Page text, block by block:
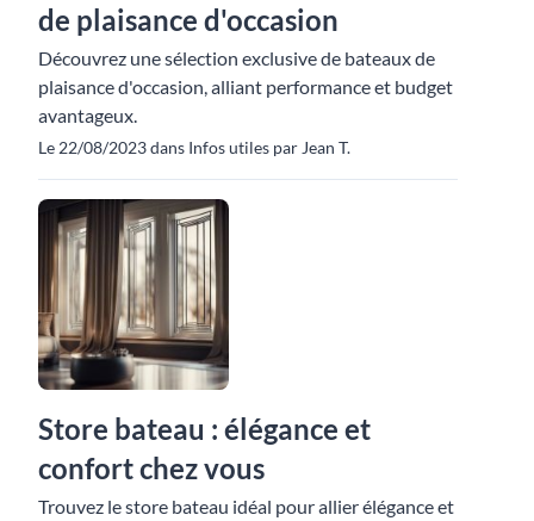
de plaisance d'occasion
Découvrez une sélection exclusive de bateaux de
plaisance d'occasion, alliant performance et budget
avantageux.
Le 22/08/2023 dans Infos utiles par Jean T.
Store bateau : élégance et
confort chez vous
Trouvez le store bateau idéal pour allier élégance et